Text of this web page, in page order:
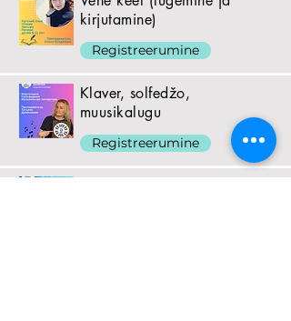
kirjutamine)
Registreerumine
Klaver, solfedžo,
muusikalugu
Registreerumine